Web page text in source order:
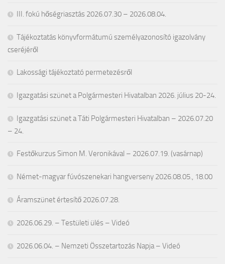
III. fokú hőségriasztás 2026.07.30 – 2026.08.04.
Tájékoztatás könyvformátumú személyazonosító igazolvány
cseréjéről
Lakossági tájékoztató permetezésről
Igazgatási szünet a Polgármesteri Hivatalban 2026. július 20-24.
Igazgatási szünet a Táti Polgármesteri Hivatalban – 2026.07.20
– 24.
Festőkurzus Simon M. Veronikával – 2026.07.19. (vasárnap)
Német-magyar fúvószenekari hangverseny 2026.08.05., 18.00
Áramszünet értesítő 2026.07.28.
2026.06.29. – Testületi ülés – Videó
2026.06.04. – Nemzeti Összetartozás Napja – Videó